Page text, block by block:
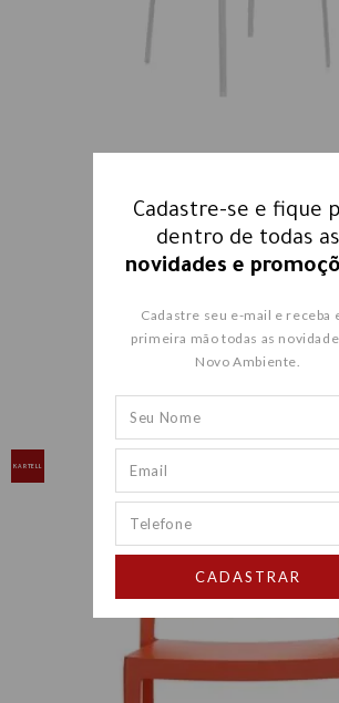
CADEIRA AUDREY 5875
R$ 2.351,00
KARTELL
Cadastre-se e fique
dentro de todas as
novidades e
Cadastre seu e-mail e receba
primeira mão todas as
Novo Ambiente.
CADASTRAR